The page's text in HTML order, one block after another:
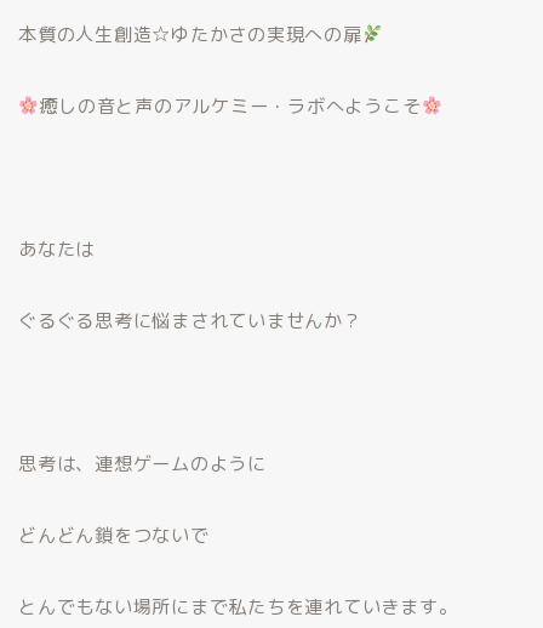
本質の人生創造☆ゆたかさの実現への扉
癒しの音と声のアルケミー・ラボへようこそ
あなたは
ぐるぐる思考に悩まされていませんか？
思考は、連想ゲームのように
どんどん鎖をつないで
とんでもない場所にまで私たちを連れていきます。